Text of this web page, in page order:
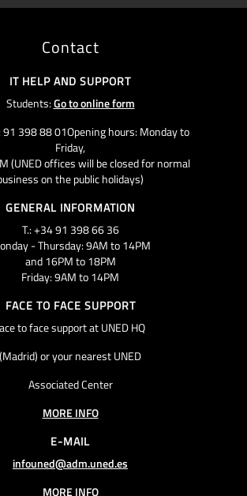
Contact
IT HELP AND SUPPORT
Students:Go to online form
91 398 88 01Opening hours: Monday to
Friday,
(UNED offices will be closed for normal
on the public holidays)
GENERAL INFORMATION
T.: +34 91 398 66 36
- Thursday: 9AM to 14PM
and 16PM to 18PM
Friday: 9AM to 14PM
FACE TO FACE SUPPORT
to face support at UNED HQ
(Madrid) or your nearest UNED
Associated Center
MORE INFO
E-MAIL
infouned@adm.uned.es
MORE INFO